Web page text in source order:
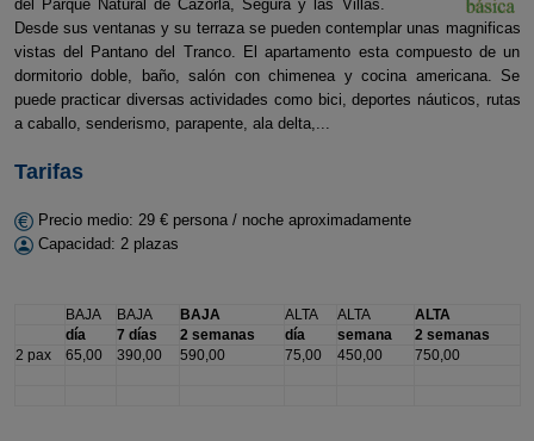
del Parque Natural de Cazorla, Segura y las Villas.
Desde sus ventanas y su terraza se pueden contemplar unas magnificas
vistas del Pantano del Tranco. El apartamento esta compuesto de un
dormitorio doble, baño, salón con chimenea y cocina americana. Se
puede practicar diversas actividades como bici, deportes náuticos, rutas
a caballo, senderismo, parapente, ala delta,...
Tarifas
Precio medio: 29 € persona / noche aproximadamente
Capacidad: 2 plazas
BAJA BAJA BAJA ALTA ALTA
ALTA
día
7 días 2 semanas día semana
2 semanas
2 pax
65,00 390,00 590,00 75,00 450,00 750,00